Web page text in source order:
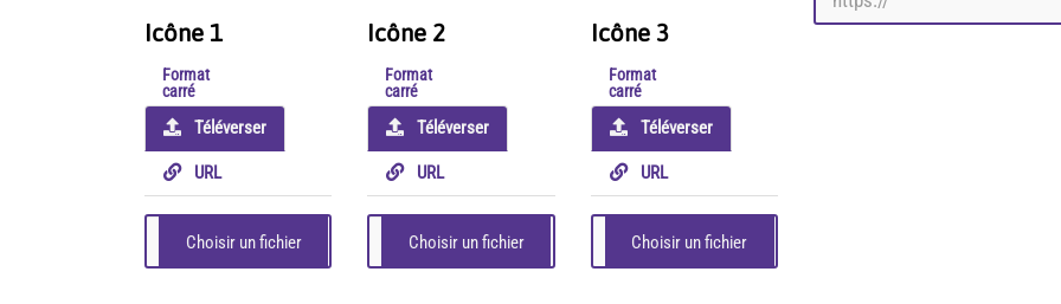
Icône 1
Format
carré
Téléverser
URL
Icône 2
Format
carré
Téléverser
URL
Icône 3
Format
carré
Téléverser
URL